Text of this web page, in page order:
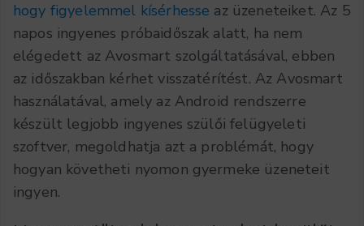
hogy figyelemmel kísérhesse az üzeneteiket. Az 5
napos ingyenes próbaidőszak alatt, ha nem
elégedett az Avosmart szolgáltatásával, ebben
az időszakban kérhet visszatérítést. Az Avosmart
használatával, amely az Android rendszerre
készült legjobb ingyenes szülői felügyeleti
szoftver, megoldhatja azt a problémát, hogy
hogyan követheti nyomon gyermeke üzeneteit
ingyen.